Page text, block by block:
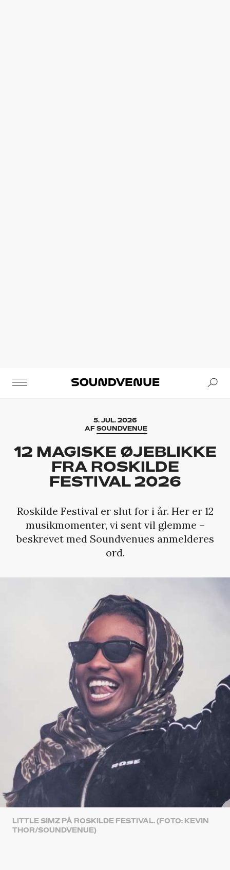
Soundvenue
5. JUL. 2026
AFSOUNDVENUE
12 MAGISKE ØJEBLIKKE
FRA ROSKILDE
FESTIVAL 2026
Roskilde Festival er slut for i år. Her er 12
musikmomenter, vi sent vil glemme –
beskrevet med Soundvenues anmelderes
ord.
LITTLE SIMZ PÅ ROSKILDE FESTIVAL. (FOTO: KEVIN
THOR/SOUNDVENUE)